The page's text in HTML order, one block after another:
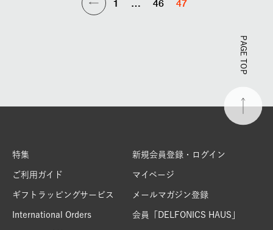
1 … 46 47
PAGE TOP
特集
ご利用ガイド
ギフトラッピングサービス
International Orders
新規会員登録・ログイン
マイページ
メールマガジン登録
会員「DELFONICS HAUS」